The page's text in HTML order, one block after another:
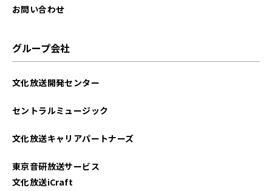
お問い合わせ
グループ会社
文化放送開発センター
セントラルミュージック
文化放送キャリアパートナーズ
東京音研放送サービス
文化放送iCraft